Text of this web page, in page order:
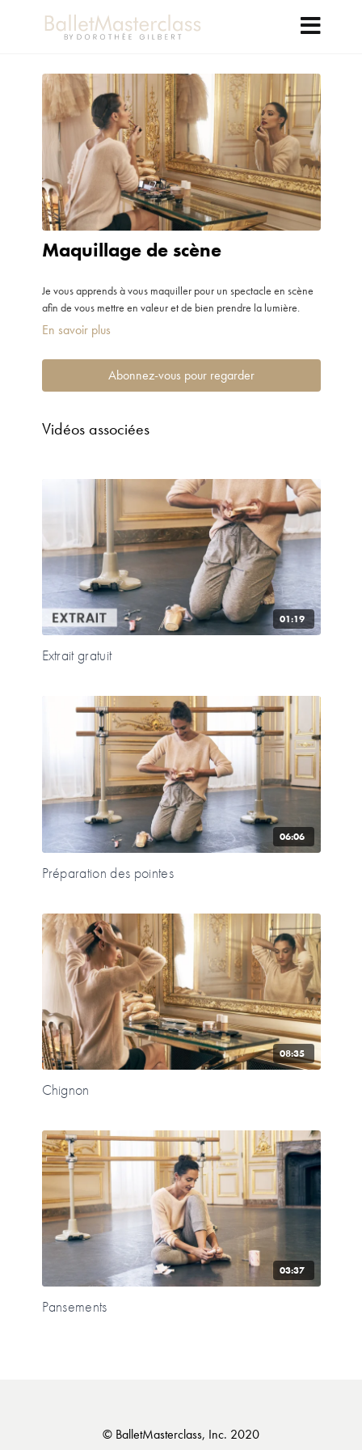
Maquillage de scène
Je vous apprends à vous maquiller pour un spectacle en scène
afin de vous mettre en valeur et de bien prendre la lumière.
En savoir plus
Abonnez-vous pour regarder
Vidéos associées
01:19
Extrait gratuit
06:06
Préparation des pointes
08:35
Chignon
03:37
Pansements
© BalletMasterclass, Inc. 2020